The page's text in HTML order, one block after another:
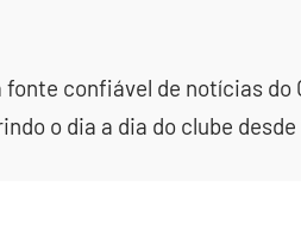
confiável de notícias
o dia a dia do clube